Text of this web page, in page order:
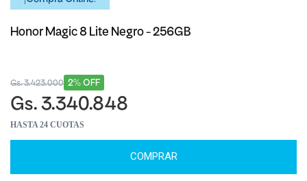
Honor Magic 8 Lite Negro - 256GB
2% OFF
Gs. 3.423.000
Gs. 3.340.848
HASTA 24 CUOTAS
COMPRAR